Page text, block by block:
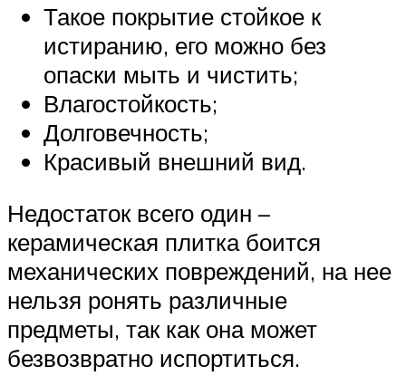
Такое покрытие стойкое к
истиранию, его можно без
опаски мыть и чистить;
Влагостойкость;
Долговечность;
Красивый внешний вид.
Недостаток всего один –
керамическая плитка боится
механических повреждений, на нее
нельзя ронять различные
предметы, так как она может
безвозвратно испортиться.